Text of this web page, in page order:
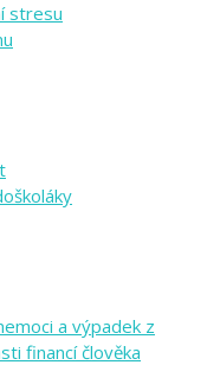
stresu
a výpadek z
financí člověka